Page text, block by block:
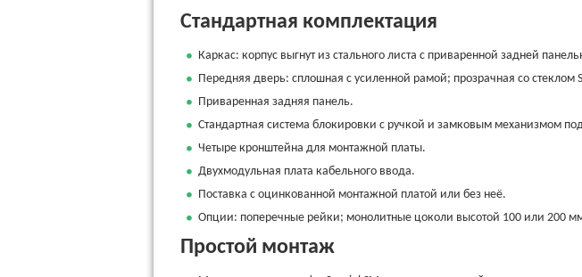
Стандартная комплектация
Каркас: корпус выгнут из стального листа с приваренной задней
Передняя дверь: сплошная с усиленной рамой; прозрачная со
Приваренная задняя панель.
Стандартная система блокировки с ручкой и замковым механизмом
Четыре кронштейна для монтажной платы.
Двухмодульная плата кабельного ввода.
Поставка с оцинкованной монтажной платой или без неё.
Опции: поперечные рейки; монолитные цоколи высотой 100 или 200
Простой монтаж